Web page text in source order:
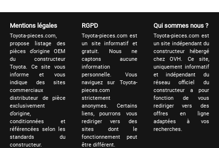
Mentions légales
Toyota-pieces.com,
propose listage des
pièces d’origine OEM
du constructeur
Toyota. Ce site vous
informe et vous
indique des sites
commerciaux
distributeur de pièce
exclusivement
d’origine,
conditionnées et
référencées selon les
standards du
constructeur.
RGPD
Toyota-pieces.com est
un site informatif et
gratuit. Nous ne
captons aucune
information
personnelle. Vous
naviguez sur Toyota-
pieces.com
strictement
anonymes. Certains
liens, pourrons vous
rediriger vers des
sites dont le
fonctionnement peut
être différent.
Qui sommes nous ?
Toyota-pieces.com est
un site indépendant du
constructeur hébergé
chez OVH. Ce site,
uniquement informatif
et indépendant du
réseau officiel du
constructeur a pour
fonction de vous
rediriger vers des
offres en ligne
adaptées à vos
recherches.